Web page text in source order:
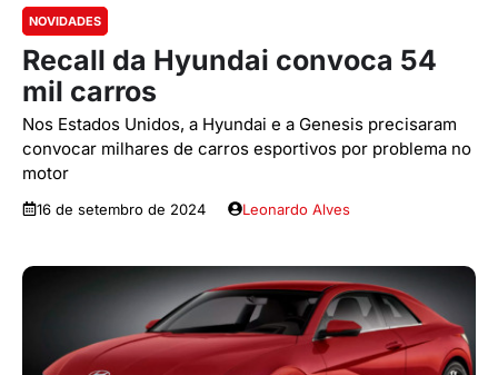
NOVIDADES
Recall da Hyundai convoca 54
mil carros
Nos Estados Unidos, a Hyundai e a Genesis precisaram
convocar milhares de carros esportivos por problema no
motor
16 de setembro de 2024 Leonardo Alves